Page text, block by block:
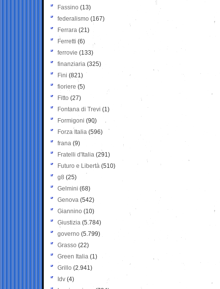
Fassino (13)
federalismo (167)
Ferrara (21)
Ferretti (6)
ferrovie (133)
finanziaria (325)
Fini (821)
fioriere (5)
Fitto (27)
Fontana di Trevi (1)
Formigoni (90)
Forza Italia (596)
frana (9)
Fratelli d'Italia (291)
Futuro e Libertà (510)
g8 (25)
Gelmini (68)
Genova (542)
Giannino (10)
Giustizia (5.784)
governo (5.799)
Grasso (22)
Green Italia (1)
Grillo (2.941)
Idv (4)